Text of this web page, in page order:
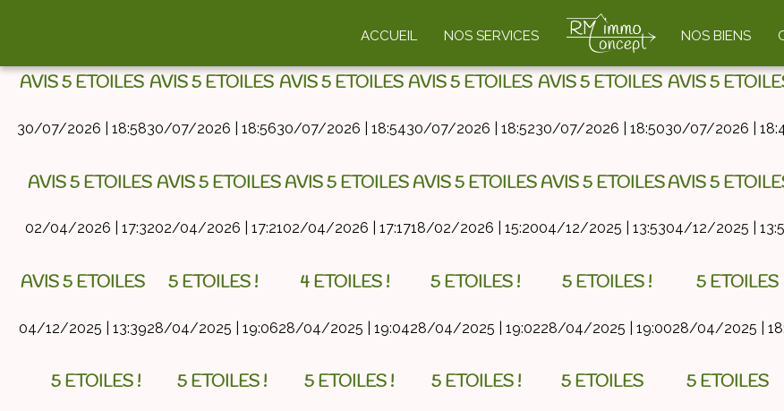
ACCUEIL NOS SERVICES NOS BIENS
CATÉGORIE DE
AVIS 5 ETOILES
30/07/2026 | 18:58
AVIS 5 ETOILES
30/07/2026 | 18:56
AVIS 5 ETOILES
30/07/2026 | 18:54
AVIS 5 ETOILES
30/07/2026 | 18:52
AVIS 5 ETOILES
30/07/2026 | 18:50
AVIS 5
30/07/2026 |
AVIS 5 ETOILES
02/04/2026 | 17:32
AVIS 5 ETOILES
02/04/2026 | 17:21
AVIS 5 ETOILES
02/04/2026 | 17:17
AVIS 5 ETOILES
18/02/2026 | 15:20
AVIS 5 ETOILES
04/12/2025 | 13:53
AVIS 5
04/12/2025 |
AVIS 5 ETOILES
04/12/2025 | 13:39
5 ETOILES !
28/04/2025 | 19:06
4 ETOILES !
28/04/2025 | 19:04
5 ETOILES !
28/04/2025 | 19:02
5 ETOILES !
28/04/2025 | 19:00
5 ETOILES
28/04/2025 |
5 ETOILES ! 5 ETOILES ! 5 ETOILES ! 5 ETOILES ! 5 ETOILES 5 ETOILES